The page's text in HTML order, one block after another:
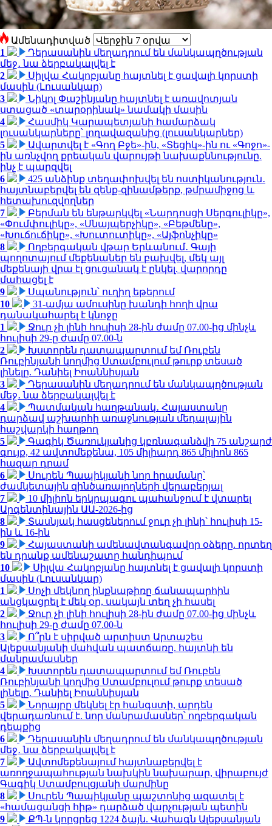
Ամենադիտված
1
Դերասանին մեղադրում են մանկապղծության
մեջ․ նա ձերբակալվել է
2
Սիլվա Հակոբյանը հայտնել է ցավալի կորստի
մասին (Լուսանկար)
3
Նիկոլ Փաշինյանը հայտնել է առավոտյան
ստացած «տարօրինակ» նամակի մասին
4
Հասմիկ Կարապետյանի համարձակ
լուսանկարները՝ լողավազանից (լուսանկարներ)
5
Ավարտվել է «Գող Բջե»-ին, «Տեցիկ»-ին ու «Գոջո»-
ին առնչվող քրեական վարույթի նախաքննությունը.
ինչ է պարզվել
6
425 անձինք տեղափոխվել են ոստիկանություն․
հայտնաբերվել են զենք-զինամթերք, թմրամիջոց և
հետախուզվողներ
7
Բերման են ենթարկվել «Նարդոսցի Սերգուլիկը»,
«Փումփուլիկը», «Սնայպերչիկը», «Բեթմենը»,
«Խուճուճիկը», «Խուտուտիկը», «Այֆոնչիկը»
8
Ողբերգական վթար Երևանում․ Գայի
պողոտայում մեքենաներ են բախվել, մեկ այլ
մեքենայի վրա էլ ցուցանակ է ընկել. վարորդը
մահացել է
9
Սպանություն՝ ուղիղ եթերում
10
31-ամյա ամուսինը խանդի հողի վրա
դանակահարել է կնոջը
1
Ջուր չի լինի հուլիսի 28-ին ժամը 07.00-ից մինչև
հուլիսի 29-ը ժամը 07.00-ն
2
Խստորեն դատապարտում եմ Ռուբեն
Ռուբինյանի կողմից Ստամբուլում թուրք տեսած
լինելը. Դանիել Իոաննիսյան
3
Դերասանին մեղադրում են մանկապղծության
մեջ․ նա ձերբակալվել է
4
Պատմական հաղթանակ․ Հայաստանը
դարձավ աշխարհի առաջնության մեդալային
հաշվարկի հաղթող
5
Գագիկ Ծառուկյանից կբռնագանձվի 75 անշարժ
գույք, 42 ավտոմեքենա, 105 միլիարդ 865 միլիոն 865
հազար դրամ
6
Սուրեն Պապիկյանի նոր հրամանը՝
ժամկետային զինծառայողների վերաբերյալ
7
10 միլիոն երկրպագու պահանջում է վտարել
Արգենտինային ԱԱ-2026-ից
8
Տասնյակ հասցեներում ջուր չի լինի՝ հուլիսի 15-
ին և 16-ին
9
Հայաստանի ամենավտանգավոր օձերը. որտեղ
են դրանք ամենաշատը հանդիպում
10
Սիլվա Հակոբյանը հայտնել է ցավալի կորստի
մասին (Լուսանկար)
1
Սոչի մեկնող ինքնաթիռը ճանապարհին
անցկացրել է մեկ օր, սակայն տեղ չի հասել
2
Ջուր չի լինի հուլիսի 28-ին ժամը 07.00-ից մինչև
հուլիսի 29-ը ժամը 07.00-ն
3
Ո՞րն է սիրված արտիստ Արտաշես
Ալեքսանյանի մահվան պատճառը. հայտնի են
մանրամասներ
4
Խստորեն դատապարտում եմ Ռուբեն
Ռուբինյանի կողմից Ստամբուլում թուրք տեսած
լինելը. Դանիել Իոաննիսյան
5
Նորայրը մեկնել էր հանգստի, արդեն
վերադառնում է. նոր մանրամասներ՝ ողբերգական
դեպքից
6
Դերասանին մեղադրում են մանկապղծության
մեջ․ նա ձերբակալվել է
7
Ավտոմեքենայում հայտնաբերվել է
առողջապահության նախկին նախարար, վիրաբույժ
Գագիկ Ստամբուլցյանի մարմինը
8
Սուրեն Պապիկյանը պաշտոնից ազատել է
«համացանցի հիթ» դարձած վարչության պետին
9
ՔՊ-ն կորցրեց 1224 ձայն. Վահագն Ալեքսանյան